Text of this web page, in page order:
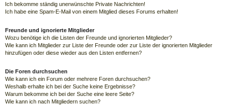
Ich bekomme ständig unerwünschte Private Nachrichten!
Ich habe eine Spam-E-Mail von einem Mitglied dieses Forums erhalten!
Freunde und ignorierte Mitglieder
Wozu benötige ich die Listen der Freunde und ignorierten Mitglieder?
Wie kann ich Mitglieder zur Liste der Freunde oder zur Liste der ignorierten Mitglieder
hinzufügen oder diese wieder aus den Listen entfernen?
Die Foren durchsuchen
Wie kann ich ein Forum oder mehrere Foren durchsuchen?
Weshalb erhalte ich bei der Suche keine Ergebnisse?
Warum bekomme ich bei der Suche eine leere Seite?
Wie kann ich nach Mitgliedern suchen?